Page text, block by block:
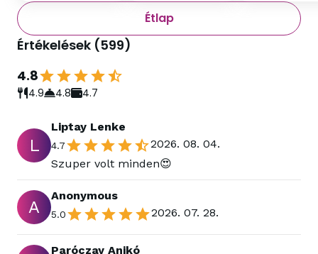
Étlap
Értékelések (599)
4.8
4.9 4.8 4.7
L
Liptay Lenke
4.7
2026. 08. 04.
Szuper volt minden😍
A
Anonymous
5.0 2026. 07. 28.
Paróczay Anikó